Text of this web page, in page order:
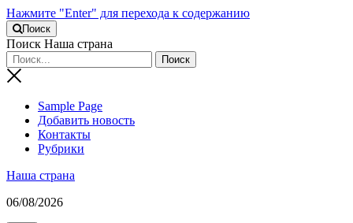
Нажмите "Enter" для перехода к содержанию
Поиск
Поиск Наша страна
Sample Page
Добавить новость
Контакты
Рубрики
Наша страна
06/08/2026